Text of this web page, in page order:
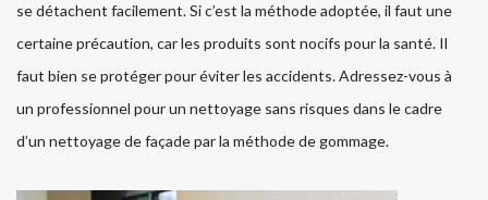
se détachent facilement. Si c’est la méthode adoptée, il faut une
certaine précaution, car les produits sont nocifs pour la santé. Il
faut bien se protéger pour éviter les accidents. Adressez-vous à
un professionnel pour un nettoyage sans risques dans le cadre
d’un nettoyage de façade par la méthode de gommage.